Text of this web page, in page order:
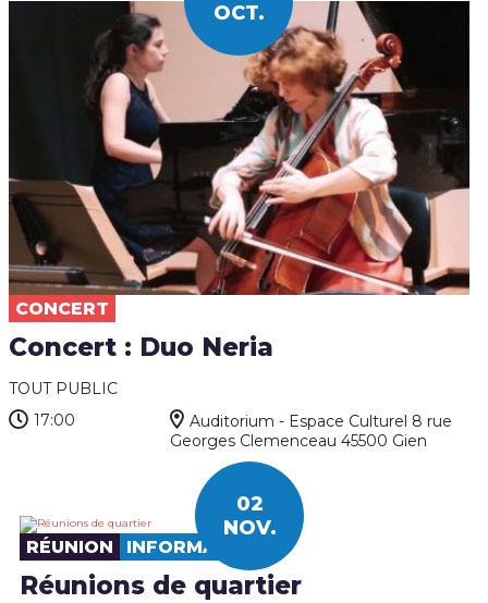
OCT.
CONCERT
Concert : Duo Neria
TOUT PUBLIC
17:00
Auditorium - Espace Culturel 8 rue
Georges Clemenceau 45500 Gien
02
NOV.
RÉUNION INFORMATION
Réunions de quartier